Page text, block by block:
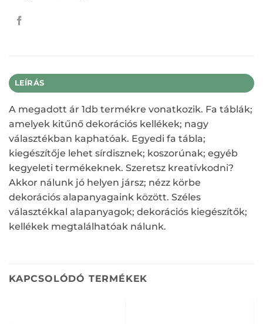
LEÍRÁS
A megadott ár 1db termékre vonatkozik. Fa táblák;
amelyek kitűnő dekorációs kellékek; nagy
választékban kaphatóak. Egyedi fa tábla;
kiegészítője lehet sírdisznek; koszorúnak; egyéb
kegyeleti termékeknek. Szeretsz kreatívkodni?
Akkor nálunk jó helyen jársz; nézz körbe
dekorációs alapanyagaink között. Széles
választékkal alapanyagok; dekorációs kiegészítők;
kellékek megtalálhatóak nálunk.
KAPCSOLÓDÓ TERMÉKEK